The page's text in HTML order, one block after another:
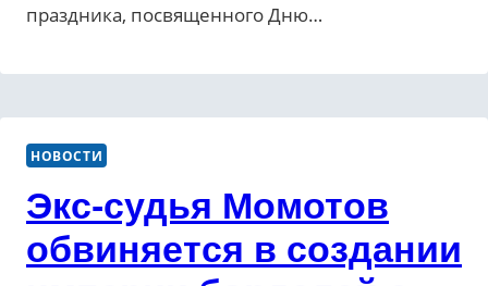
праздника, посвященного Дню…
НОВОСТИ
Экс-судья Момотов
обвиняется в создании